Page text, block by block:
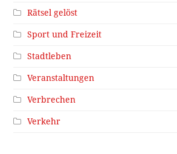
Rätsel gelöst
Sport und Freizeit
Stadtleben
Veranstaltungen
Verbrechen
Verkehr